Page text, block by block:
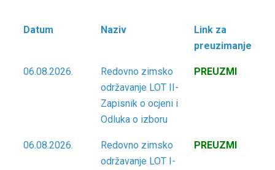
Datum Naziv
Link za
preuzimanje
Datum
Naziv
Link za
06.08.2026.
Redovno zimsko
održavanje LOT II-
Zapisnik o ocjeni i
Odluka o izboru
PREUZMI
06.08.2026.
Redovno zimsko
održavanje LOT I-
PREUZMI